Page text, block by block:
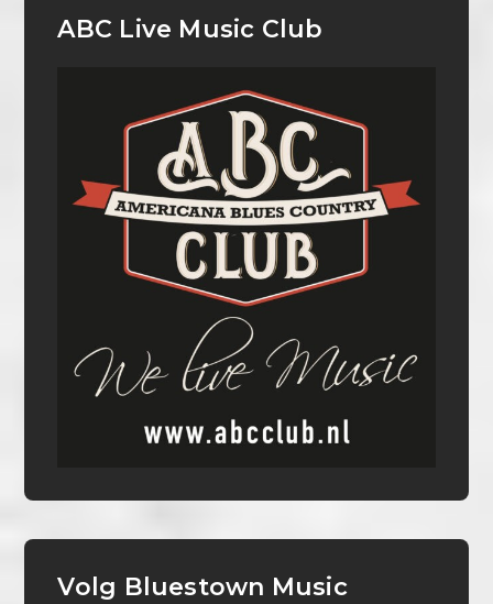
ABC Live Music Club
Volg Bluestown Music